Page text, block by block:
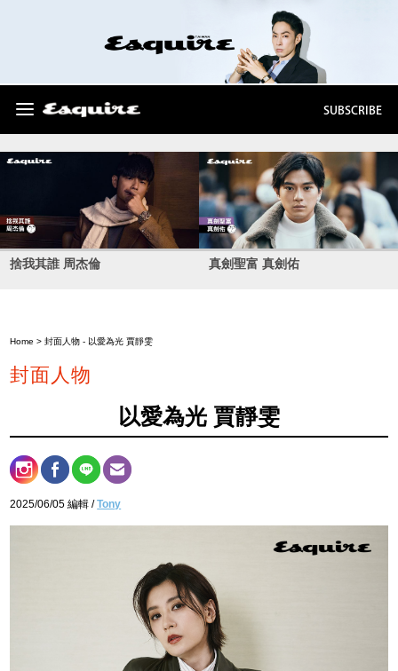
SUBSCRIBE
捨我其誰 周杰倫 真劍聖富 真劍佑
Home >封面人物 - 以愛為光 賈靜雯
封面人物
以愛為光 賈靜雯
2025/06/05 編輯 /Tony